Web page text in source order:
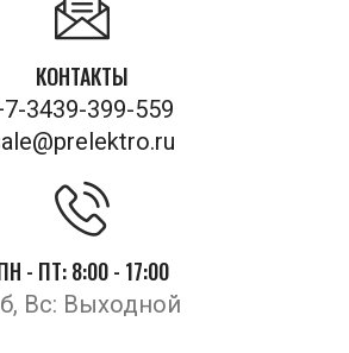
КОНТАКТЫ
3439-399-559
- ПТ: 8:00 - 17:00
Вс: Выходной